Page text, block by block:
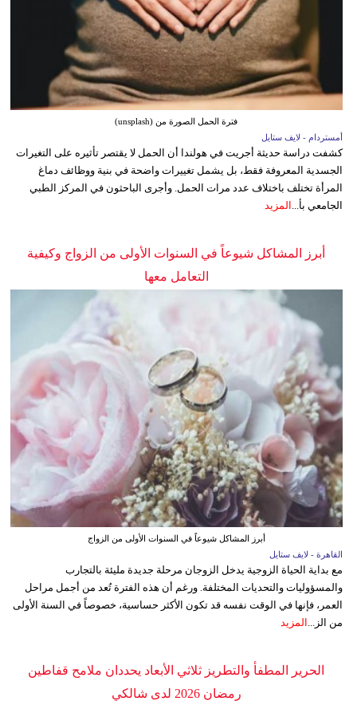
فترة الحمل الصورة من (unsplash)
أمستردام - لايف ستايل
كشفت دراسة حديثة أجريت في هولندا أن الحمل لا يقتصر تأثيره على التغيرات
الجسدية المعروفة فقط، بل يشمل تغييرات واضحة في بنية ووظائف دماغ
المرأة تختلف باختلاف عدد مرات الحمل. وأجرى الباحثون في المركز الطبي
الجامعي بأ... المزيد
أبرز المشاكل شيوعاً في السنوات الأولى من الزواج وكيفية
التعامل معها
أبرز المشاكل شيوعاً في السنوات الأولى من الزواج
القاهرة - لايف ستايل
مع بداية الحياة الزوجية يدخل الزوجان مرحلة جديدة مليئة بالتجارب
والمسؤوليات والتحديات المختلفة. ورغم أن هذه الفترة تُعد من أجمل مراحل
العمر، فإنها في الوقت نفسه قد تكون الأكثر حساسية، خصوصاً في السنة الأولى
من الز...
المزيد
الحرير المطفأ والتطريز ثلاثي الأبعاد يحددان ملامح قفاطين
رمضان 2026 لدى شالكي